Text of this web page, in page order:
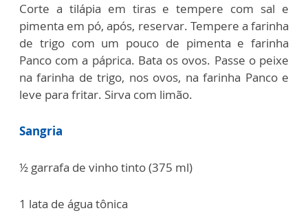
Corte a tilápia em tiras e tempere com sal e
pimenta em pó, após, reservar. Tempere a farinha
de trigo com um pouco de pimenta e farinha
Panco com a páprica. Bata os ovos. Passe o peixe
na farinha de trigo, nos ovos, na farinha Panco e
leve para fritar. Sirva com limão.
Sangria
½ garrafa de vinho tinto (375 ml)
1 lata de água tônica